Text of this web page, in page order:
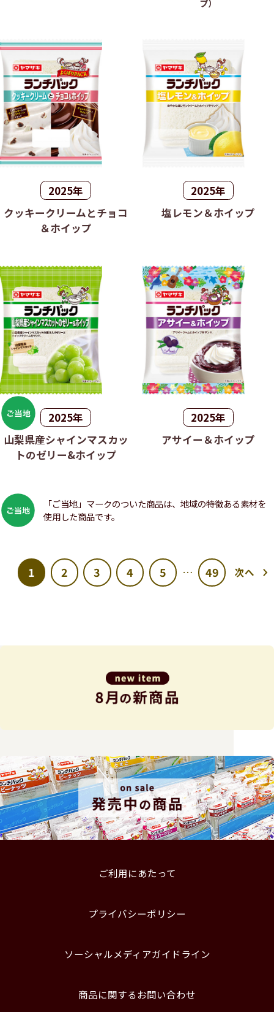
プ）
2025年
クッキークリームとチョコ
＆ホイップ
2025年
塩レモン＆ホイップ
2025年
山梨県産シャインマスカッ
トのゼリー&ホイップ
2025年
アサイー＆ホイップ
「ご当地」マークのついた商品は、地域の特徴ある素材を
使用した商品です。
1 2 3 4 5 … 49 次へ
ご利用にあたって
プライバシーポリシー
ソーシャルメディアガイドライン
商品に関するお問い合わせ